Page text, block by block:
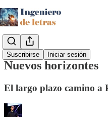
Suscribirse Iniciar sesión
Nuevos horizontes
El largo plazo camino a